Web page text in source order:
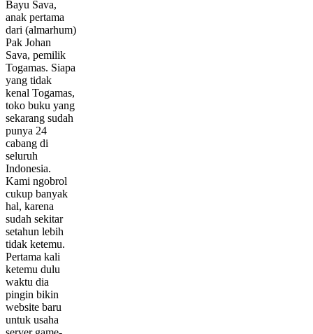
Bayu Sava,
anak pertama
dari (almarhum)
Pak Johan
Sava, pemilik
Togamas. Siapa
yang tidak
kenal Togamas,
toko buku yang
sekarang sudah
punya 24
cabang di
seluruh
Indonesia.
Kami ngobrol
cukup banyak
hal, karena
sudah sekitar
setahun lebih
tidak ketemu.
Pertama kali
ketemu dulu
waktu dia
pingin bikin
website baru
untuk usaha